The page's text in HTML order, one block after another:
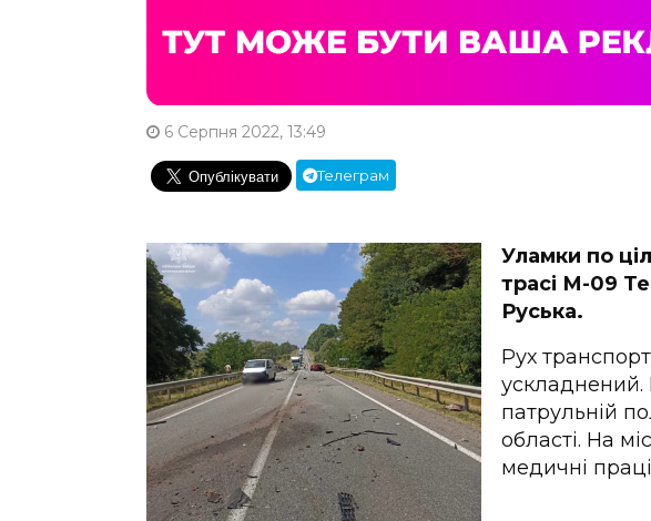
6 Серпня 2022, 13:49
Телеграм
Уламки по
трасі М-09
Руська.
Рух
патрульній
області. На
медичні